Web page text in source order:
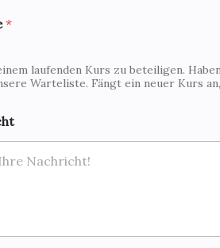
*
laufenden Kurs zu beteiligen.
Warteliste. Fängt ein neuer Kurs